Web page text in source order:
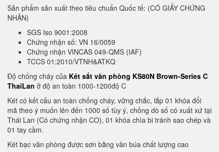
Sản phẩm sản xuất theo tiêu chuẩn Quốc tế: (CÓ GIẤY CHỨNG
NHẬN)
SGS Iso 9001:2008
Chứng nhận số: VN 16/0059
Chứng nhận VINCAS 049-QMS (IAF)
TCCS 01:2010/VTNH&ATKQ
Độ chống cháy của Két sắt văn phòng KS80N Brown-Series C
ThaiLan ở độ an toàn 1000-1200độ C
Két có kết cấu an toàn chống cháy, vững chắc, lắp 01 khóa đổi
mã theo ý muốn lên đến 1000 số tùy ý, chống dò số có xuất xứ tại
Thái Lan (Có chứng nhận CO), 01 khóa chìa bi tránh sao chép và
01 tay cầm.
Két bạc văn phòng được sơn bằng vân búa chất lượng cao